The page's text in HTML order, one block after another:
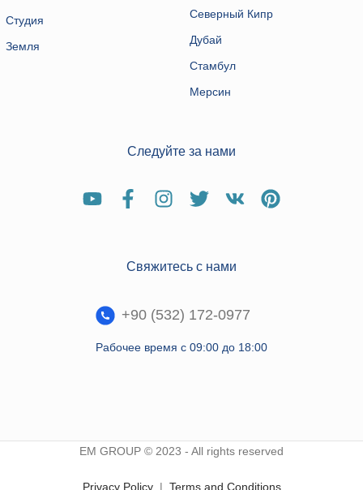
Студия
Земля
Северный Кипр
Дубай
Стамбул
Мерсин
Следуйте за нами
Свяжитесь с нами
+90 (532) 172-0977
Рабочее время с 09:00 до 18:00
EM GROUP © 2023 - All rights reserved
Privacy Policy| Terms and Conditions